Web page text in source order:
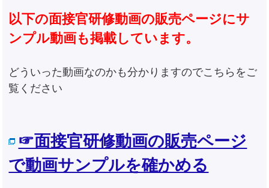
以下の面接官研修動画の販売ページにサ
ンプル動画も掲載しています。
どういった動画なのかも分かりますのでこちらをご
覧ください
☞面接官研修動画の販売ページ
で動画サンプルを確かめる